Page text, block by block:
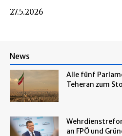
27.5.2026
News
Alle fünf
Teheran zum
an FPÖ und